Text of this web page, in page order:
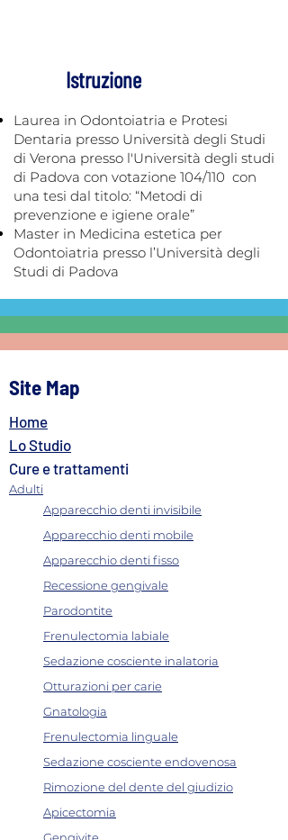
Istruzione
Laurea in Odontoiatria e Protesi
Dentaria presso Università degli Studi
di Verona presso l'Università degli studi
di Padova con votazione 104/110 con
una tesi dal titolo: “Metodi di
prevenzione e igiene orale”
Master in Medicina estetica per
Odontoiatria presso l’Università degli
Studi di Padova
Site Map
Home
Lo Studio
Cure e trattamenti
Adulti
Apparecchio denti invisibile
Apparecchio denti mobile
Apparecchio denti fisso
Recessione gengivale
Parodontite
Frenulectomia labiale
Sedazione cosciente inalatoria
Otturazioni per carie
Gnatologia
Frenulectomia linguale
Sedazione cosciente endovenosa
Rimozione del dente del giudizio
Apicectomia